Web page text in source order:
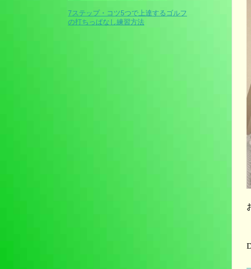
7ステップ・コツ5つで上達するゴルフ
の打ちっぱなし練習方法